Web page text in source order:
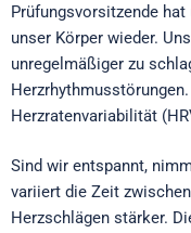
Prüfungsvorsitzende
unser Körper wieder.
unregelmäßiger zu
Herzratenvariabilität
Sind wir entspannt,
variiert die Zeit
Herzschlägen stärker.